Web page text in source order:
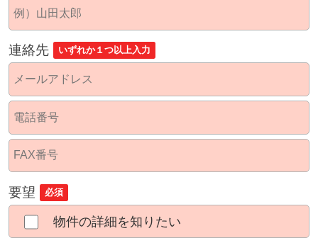
連絡先 いずれか１つ以上入力
要望 必須
物件の詳細を知りたい